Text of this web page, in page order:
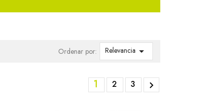
Ordenar por: Relevancia 
1 2 3 